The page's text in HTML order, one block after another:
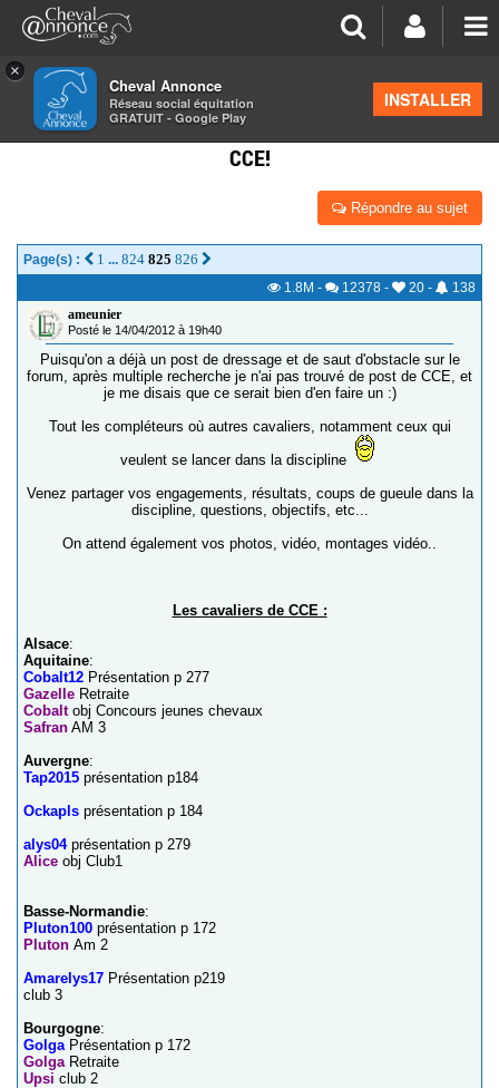
×
Cheval Annonce
Réseau social équitation
GRATUIT - Google Play
INSTALLER
>Concours cheval
POST DES CAVALIERS DE CONCOURS COMPLET /
CCE!
Répondre au sujet
Page(s) : 1 ... 824 825 826
1.8M - 12378 - 20 -
138
ameunier
Posté le 14/04/2012 à 19h40
Puisqu'on a déjà un post de dressage et de saut d'obstacle sur le
forum, après multiple recherche je n'ai pas trouvé de post de CCE, et
je me disais que ce serait bien d'en faire un :)
Tout les compléteurs où autres cavaliers, notamment ceux qui
veulent se lancer dans la discipline
Venez partager vos engagements, résultats, coups de gueule dans la
discipline, questions, objectifs, etc...
On attend également vos photos, vidéo, montages vidéo..
Les cavaliers de CCE :
Alsace:
Aquitaine:
Cobalt12 Présentation p 277
Gazelle Retraite
Cobaltobj Concours jeunes chevaux
Safran AM 3
Auvergne:
Tap2015 présentation p184
Ockapls présentation p 184
alys04présentation p 279
Alice obj Club1
Basse-Normandie:
Pluton100 présentation p 172
Pluton Am 2
Amarelys17 Présentation p219
club 3
Bourgogne:
GolgaPrésentation p 172
Golga Retraite
Upsi club 2